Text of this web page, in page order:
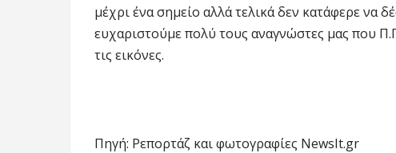
μέχρι ένα σημείο αλλά τελικά δεν κατάφερε να
ευχαριστούμε πολύ τους αναγνώστες μας που
τις εικόνες.
Πηγή: Ρεπορτάζ και φωτογραφίες NewsIt.gr